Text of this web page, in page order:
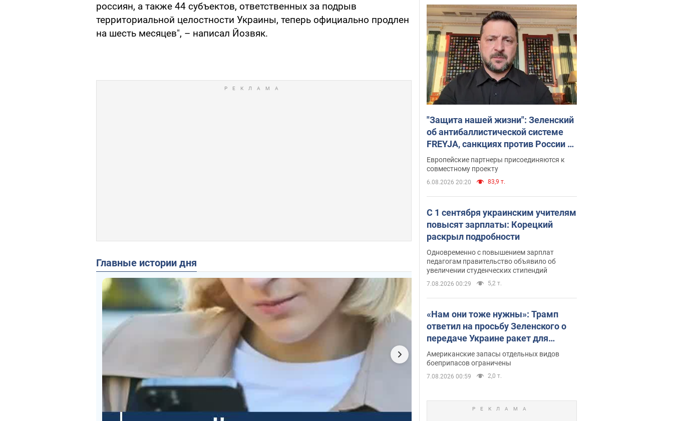
россиян, а также 44 субъектов, ответственных за подрыв
территориальной целостности Украины, теперь официально продлен
на шесть месяцев", – написал Йозвяк.
Главные истории дня
"Защита нашей жизни": Зеленский
об антибаллистической системе
FREYJA, санкциях против России и
поддержке аграриев. Видео
Европейские партнеры присоединяются к
совместному проекту
6.08.2026 20:20 83,9 т.
С 1 сентября украинским учителям
повысят зарплаты: Корецкий
раскрыл подробности
Одновременно с повышением зарплат
педагогам правительство объявило об
увеличении студенческих стипендий
7.08.2026 00:29 5,2 т.
«Нам они тоже нужны»: Трамп
ответил на просьбу Зеленского о
передаче Украине ракет для
Patriot
Американские запасы отдельных видов
боеприпасов ограничены
7.08.2026 00:59 2,0 т.